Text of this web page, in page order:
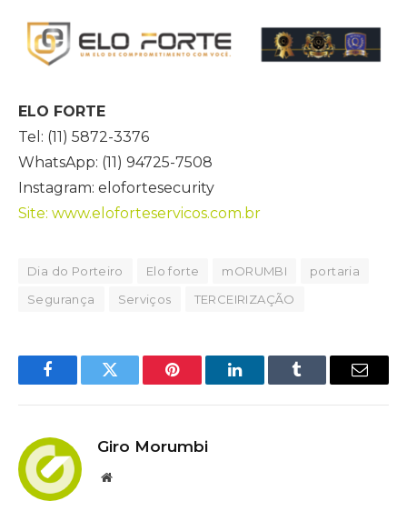
ELO FORTE
Tel: (11) 5872-3376
WhatsApp: (11) 94725-7508
Instagram: elofortesecurity
Site: www.eloforteservicos.com.br
Dia do Porteiro Elo forte mORUMBI
portaria
Segurança
Serviços TERCEIRIZAÇÃO
FacebookTwitter Pinterest LinkedInTumblr Email
Giro Morumbi
Website